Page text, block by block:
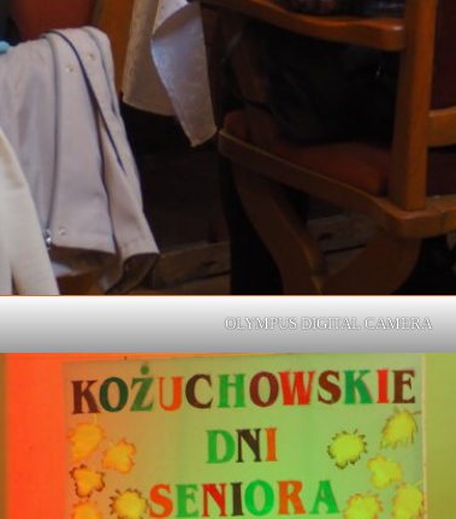
OLYMPUS DIGITAL CAMERA